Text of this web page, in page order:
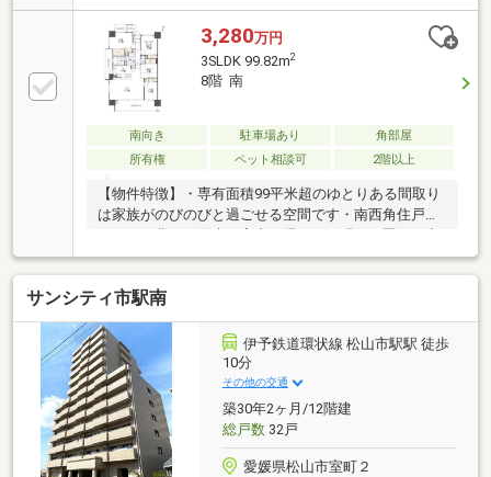
分からない」「住宅ローン商品の選び方が分からな
い」「車のローンがあるけど大丈夫？」「年齢がネッ
クになっている」皆様のご不安やお悩みを一緒に解決
します！もちろん強引な営業は行いません。公平中立
な立場でお客様に合った金融機関をご提案させていた
だきます。
3,280万円
3SLDK 99.82m2
8階 南
南向き 駐車場あり
角部屋
所有権
ペット相談可 2階以上
【物件特徴】・専有面積99平米超のゆとりある間取り
は家族がのびのびと過ごせる空間です・南西角住戸な
します・３面バルコニーを配した設計により心地よい
風が住まい全体を通り抜けます・大容量のウォークイ
ンクローゼットを備え室内をすっきりと整えられます
【周辺環境】・フジ藤原店まで徒歩７分とお買い物環
境が身近に揃う平坦な立地条件です・伊予鉄道郡中線
土橋駅まで徒歩７分で毎日の移動や通勤もスムーズで
す
サンシティ市駅南
伊予鉄道環状線 松山市駅駅 徒歩
10分
その他の交通
築30年2ヶ月/12階建
総戸数32戸
愛媛県松山市室町２